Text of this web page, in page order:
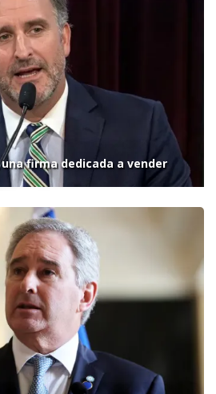
firma dedicada a vender